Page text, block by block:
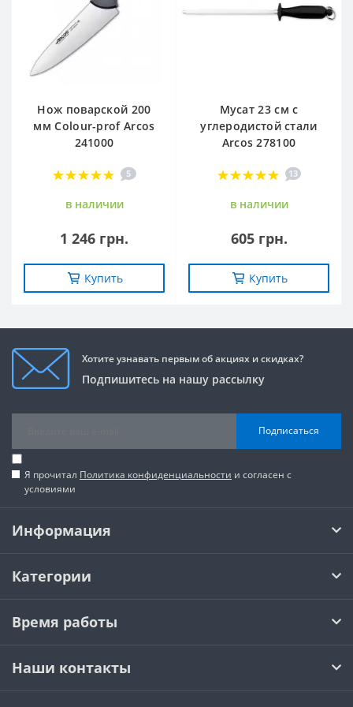
Нож поварской 200
мм Сolour-prof Arcos
241000
5
в наличии
1 246 грн.
Купить
Мусат 23 см с
углеродистой стали
Arcos 278100
13
в наличии
605 грн.
Купить
Хотите узнавать первым об акциях и скидках?
Подпишитесь на нашу рассылку
Подписаться
Я прочитал Политика конфиденциальности и согласен с
условиями
Информация
Категории
Время работы
Наши контакты